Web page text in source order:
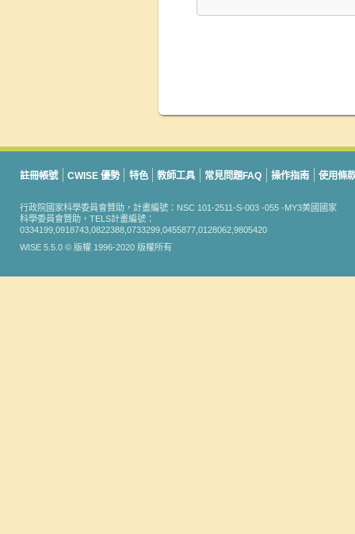
註冊帳號 CWISE 優勢 特色 教師工具 常見問題FAQ 操作指南 使用條
行政院國家科學委員會贊助，計畫編號：NSC 101-2511-S-003 -055 -MY3美國國家
科學委員會贊助，TELS計畫編號：
0334199,0918743,0822388,0733299,0455877,0128062,9805420
WISE 5.5.0 © 版權 1996-2020 版權所有